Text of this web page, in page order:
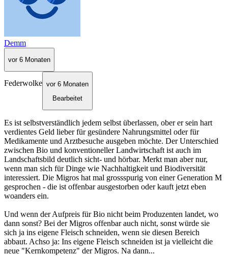
Demm
vor 6 Monaten
Federwolke vor 6 Monaten
Bearbeitet
Es ist selbstverständlich jedem selbst überlassen, ober er sein hart
verdientes Geld lieber für gesündere Nahrungsmittel oder für
Medikamente und Arztbesuche ausgeben möchte. Der Unterschied
zwischen Bio und konventioneller Landwirtschaft ist auch im
Landschaftsbild deutlich sicht- und hörbar. Merkt man aber nur,
wenn man sich für Dinge wie Nachhaltigkeit und Biodiversität
interessiert. Die Migros hat mal grossspurig von einer Generation M
gesprochen - die ist offenbar ausgestorben oder kauft jetzt eben
woanders ein.
Und wenn der Aufpreis für Bio nicht beim Produzenten landet, wo
dann sonst? Bei der Migros offenbar auch nicht, sonst würde sie
sich ja ins eigene Fleisch schneiden, wenn sie diesen Bereich
abbaut. Achso ja: Ins eigene Fleisch schneiden ist ja vielleicht die
neue "Kernkompetenz" der Migros. Na dann...